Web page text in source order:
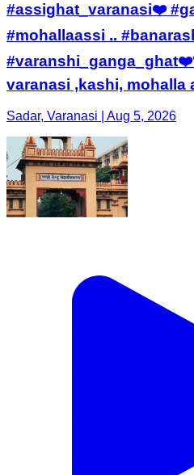
#assighat_varanasi❤️
#mohallaassi ..
varanasi ,kashi, mohalla
Sadar, Varanasi | Aug 5, 2026